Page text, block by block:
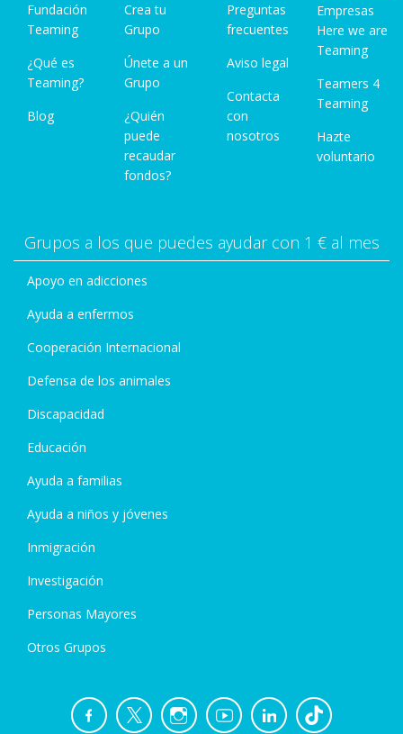
Fundación
Teaming
¿Qué es
Teaming?
Blog
Crea tu
Grupo
Únete a un
Grupo
¿Quién
puede
recaudar
fondos?
Preguntas
frecuentes
Aviso legal
Contacta
con
nosotros
Empresas
Here we are
Teaming
Teamers 4
Teaming
Hazte
voluntario
Grupos a los que puedes ayudar con 1 € al mes
Apoyo en adicciones
Ayuda a enfermos
Cooperación Internacional
Defensa de los animales
Discapacidad
Educación
Ayuda a familias
Ayuda a niños y jóvenes
Inmigración
Investigación
Personas Mayores
Otros Grupos